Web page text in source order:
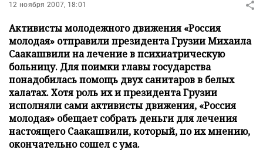
12 ноября 2007, 18:01
Активисты молодежного движения «Россия
молодая» отправили президента Грузии Михаила
Саакашвили на лечение в психиатрическую
больницу. Для поимки главы государства
понадобилась помощь двух санитаров в белых
халатах. Хотя роль их и президента Грузии
исполняли сами активисты движения, «Россия
молодая» обещает собрать деньги для лечения
настоящего Саакашвили, который, по их мнению,
окончательно сошел с ума.